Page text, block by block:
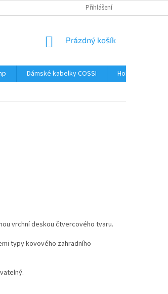
Přihlášení
NÁKUPNÍ
Prázdný košík
Dámské kabelky COSSI Hobby
vrchní deskou čtvercového tvaru.
typy kovového zahradního